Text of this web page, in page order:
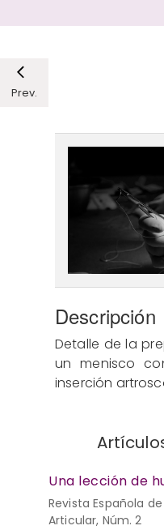
Prev.
Descripción
Detalle de la
un menisco
inserción
Una lección de
Revista Española
Articular, Núm. 2